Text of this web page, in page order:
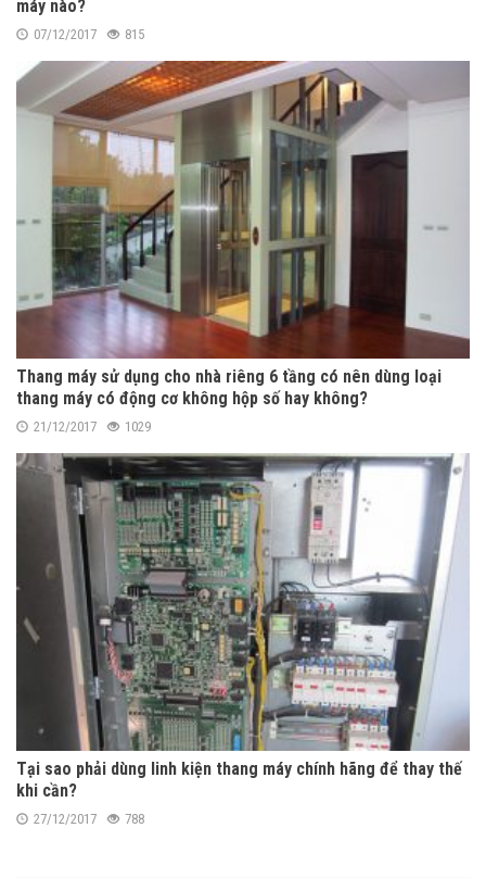
máy nào?
07/12/2017 815
Thang máy sử dụng cho nhà riêng 6 tầng có nên dùng loại
thang máy có động cơ không hộp số hay không?
21/12/2017 1029
Tại sao phải dùng linh kiện thang máy chính hãng để thay thế
khi cần?
27/12/2017 788